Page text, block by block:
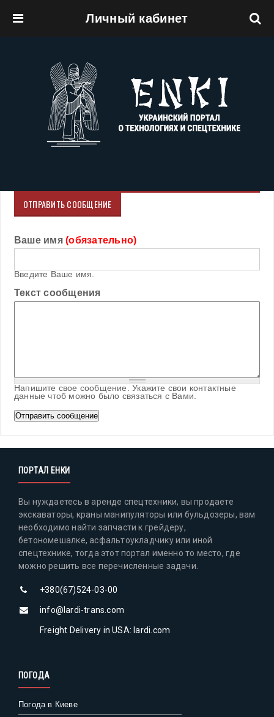
Личный кабинет
ОТПРАВИТЬ СООБЩЕНИЕ
Ваше имя(обязательно)
Введите Ваше имя.
Текст сообщения
Напишите свое сообщение. Укажите свои контактные
данные чтоб можно было связаться с Вами.
ПОРТАЛ ЕНКИ
Вы нуждаетесь в аренде спецтехники, вы продаете
экскаваторы, краны манипуляторы или бульдозеры, вам
необходимо найти запчасти к грейдеру,
бетономешалке, асфальтоукладчику или иной
спецтехнике, тогда этот портал именно то место, где
можно решить все перечисленные задачи.
+380(67)524-03-00
info@lardi-trans.com
Freight Delivery in USA: lardi.com
ПОГОДА
Погода в Киеве